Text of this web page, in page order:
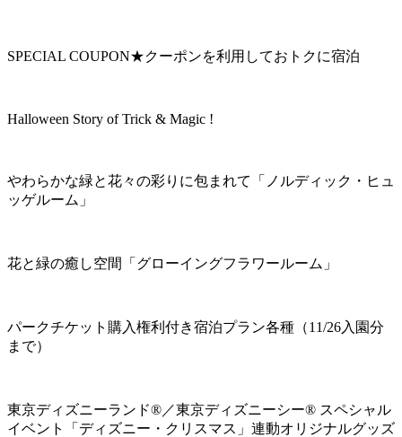
SPECIAL COUPON★クーポンを利用しておトクに宿泊
Halloween Story of Trick & Magic !
やわらかな緑と花々の彩りに包まれて「ノルディック・ヒュ
ッゲルーム」
花と緑の癒し空間「グローイングフラワールーム」
パークチケット購入権利付き宿泊プラン各種（11/26入園分
まで）
東京ディズニーランド®／東京ディズニーシー® スペシャル
イベント「ディズニー・クリスマス」連動オリジナルグッズ